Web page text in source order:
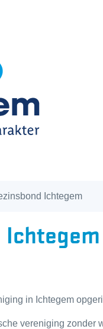
Ichtegem
Ichtegem
in Ichtegem
vereniging zonder